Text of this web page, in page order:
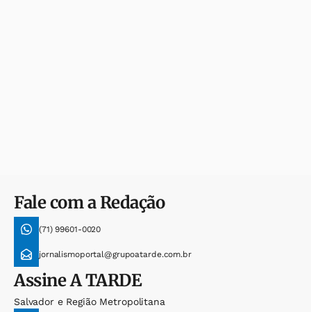
Fale com a Redação
(71) 99601-0020
jornalismoportal@grupoatarde.com.br
AssineA TARDE
Salvador e Região Metropolitana